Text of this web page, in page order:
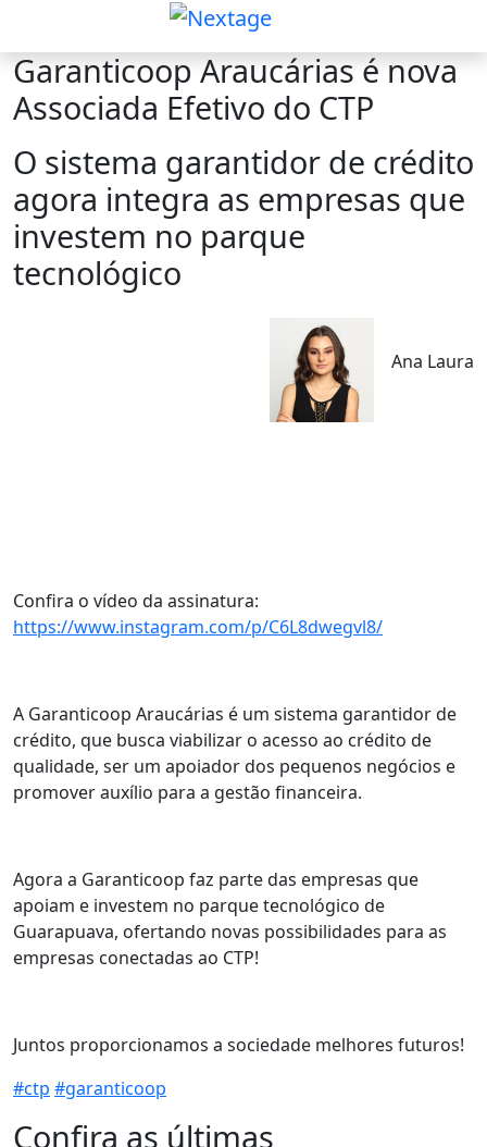
Garanticoop Araucárias é nova
Associada Efetivo do CTP
O sistema garantidor de crédito
agora integra as empresas que
investem no parque
tecnológico
Ana Laura
Confira o vídeo da assinatura:
https://www.instagram.com/p/C6L8dwegvl8/
A Garanticoop Araucárias é um sistema garantidor de
crédito, que busca viabilizar o acesso ao crédito de
qualidade, ser um apoiador dos pequenos negócios e
promover auxílio para a gestão financeira.
Agora a Garanticoop faz parte das empresas que
apoiam e investem no parque tecnológico de
Guarapuava, ofertando novas possibilidades para as
empresas conectadas ao CTP!
Juntos proporcionamos a sociedade melhores futuros!
#ctp #garanticoop
Confira as últimas